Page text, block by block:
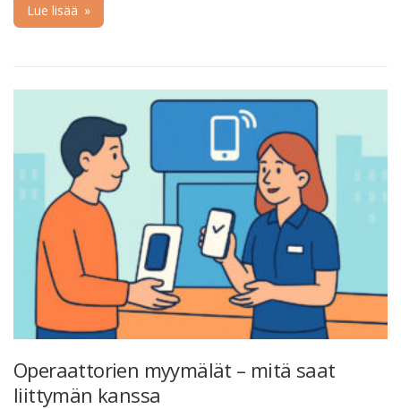
Lue lisää »
Operaattorien myymälät – mitä saat
liittymän kanssa